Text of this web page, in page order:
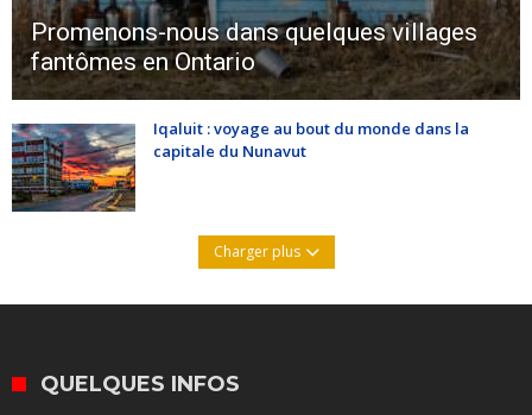
Promenons-nous dans quelques villages
fantômes en Ontario
Iqaluit : voyage au bout du monde dans la
capitale du Nunavut
Charger plus
QUELQUES INFOS